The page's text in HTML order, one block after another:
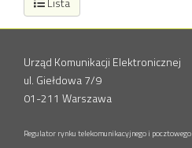
Urząd Komunikacji Elektronicznej
ul. Giełdowa 7/9
01-211 Warszawa
Regulator rynku telekomunikacyjnego i pocztowego